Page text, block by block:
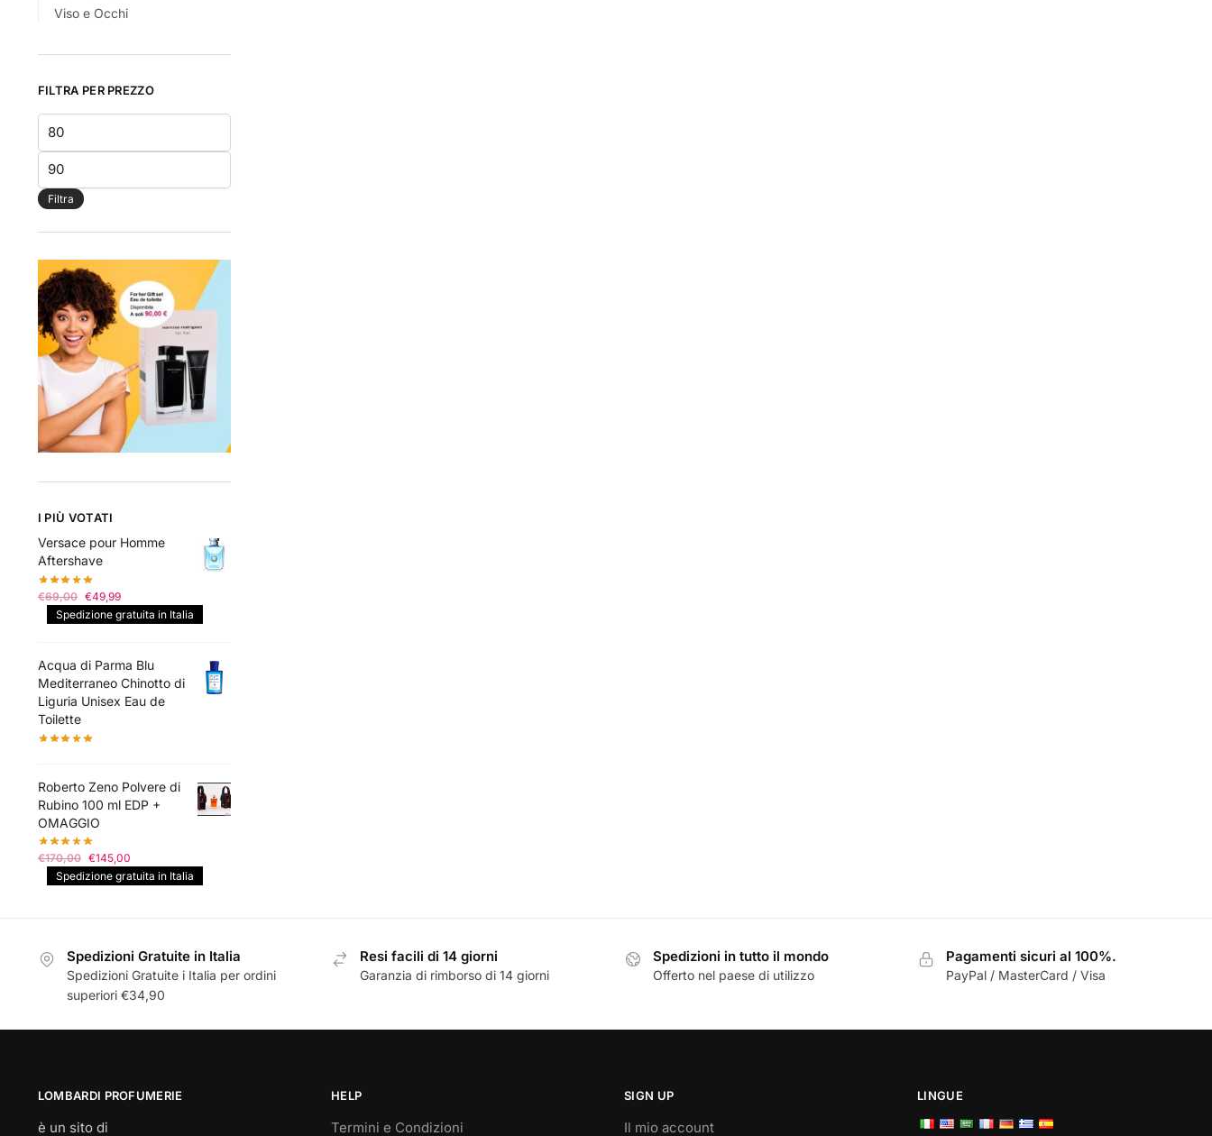
Viso e Occhi
FILTRA PER PREZZO
Prezzo
Min
Prezzo
Max
Filtra
I PIÙ VOTATI
Versace pour Homme
Aftershave
€69,00 Il
prezzo
€69,00.
€49,99Il
prezzo
€49,99.
Spedizione gratuita in Italia
Acqua di Parma Blu
Mediterraneo Chinotto di
Liguria Unisex Eau de
Toilette
Roberto Zeno Polvere di
Rubino 100 ml EDP +
OMAGGIO
€170,00 Il
prezzo
€145,00Il
prezzo
Spedizione gratuita in Italia
Spedizioni Gratuite in Italia
Spedizioni Gratuite i Italia per ordini
superiori €34,90
Resi facili di 14 giorni
Garanzia di rimborso di 14 giorni
Spedizioni in tutto il mondo
Offerto nel paese di utilizzo
Pagamenti sicuri al 100%.
PayPal / MasterCard / Visa
LOMBARDI PROFUMERIE
è un sito di
HELP
Termini e Condizioni
SIGN UP
Il mio account
LINGUE